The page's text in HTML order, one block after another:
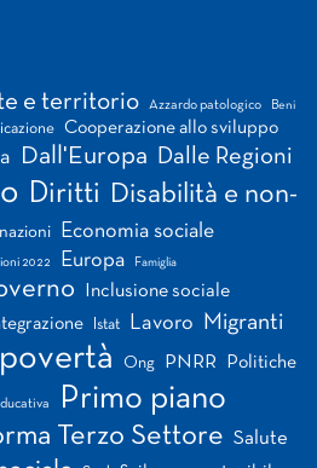
e territorio Azzardo patologico Beni
Cooperazione allo sviluppo
Dall'Europa Dalle Regioni
Diritti Disabilità e non-
Economia sociale
2022 Europa Famiglia
Inclusione sociale
Istat Lavoro Migranti
Ong PNRR Politiche
Primo piano
Terzo Settore Salute